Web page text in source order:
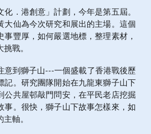
化．港創意」計劃，今年是第五屆。
大仙為今次研究和展出的主場。這個
事豐厚，如何嚴選地標，整理素材，
戰。
意到獅子山---一個盛載了香港戰後歷
記。研究團隊開始在九龍東獅子山下
公共屋邨敲門問安，在平民老店挖掘
事。很快，獅子山下故事怎樣來，如
軸。